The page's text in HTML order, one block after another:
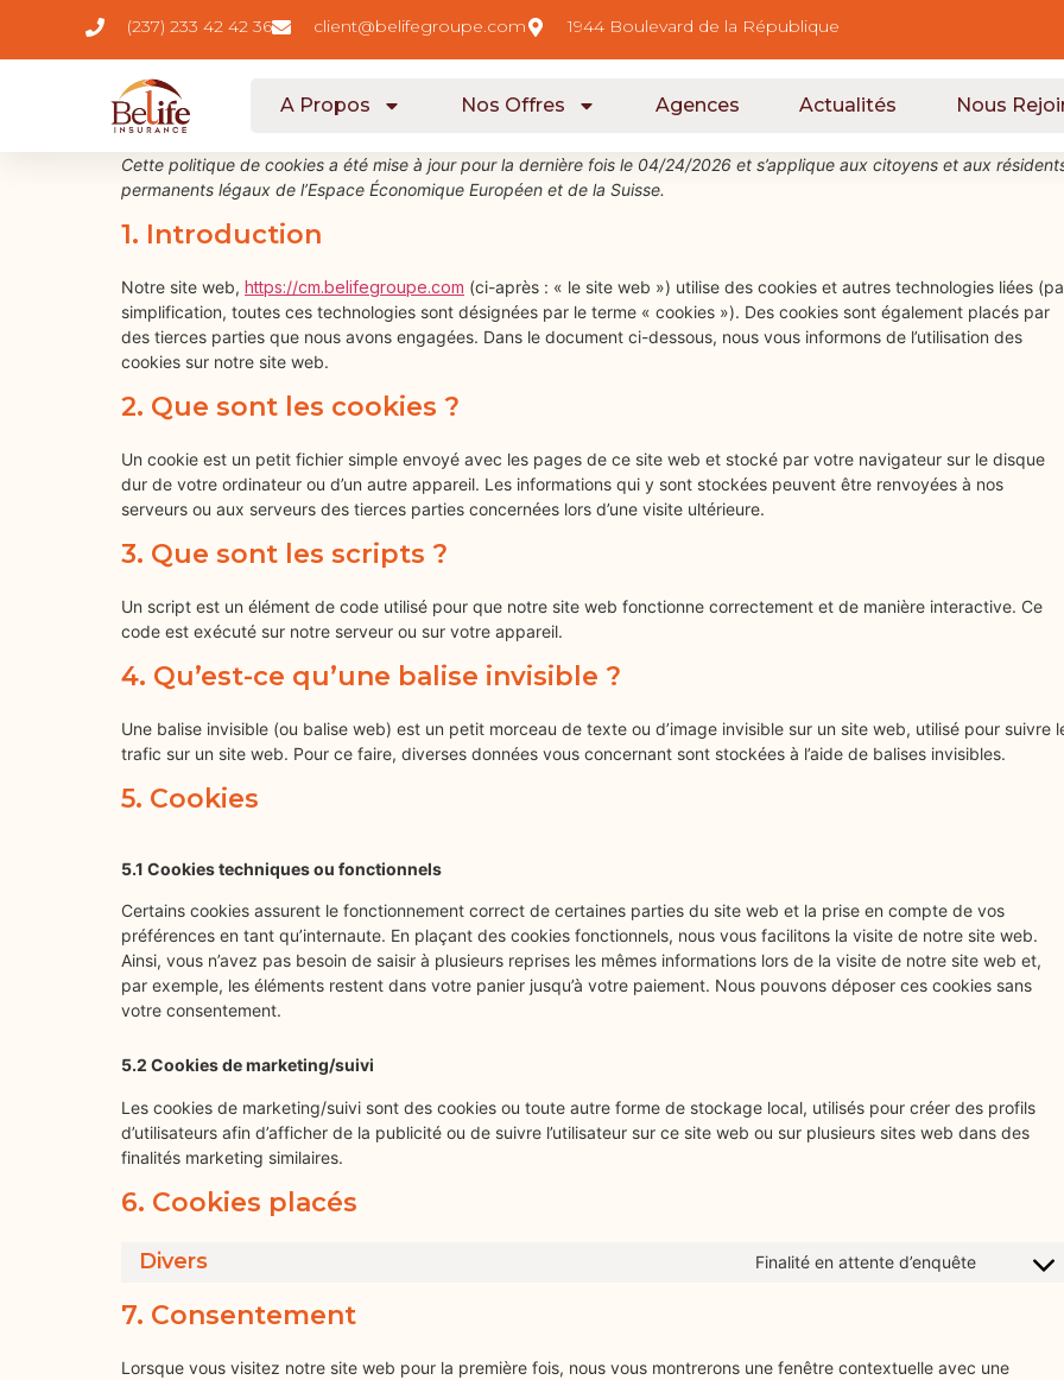
(237) 233 42 42 36 client@belifegroupe.com 1944 Boulevard de la République
A Propos Nos Offres Agences Actualités Nous
Cette politique de cookies a été mise à jour pour la dernière fois le 04/24/2026 et s’applique aux citoyens et aux
permanents légaux de l’Espace Économique Européen et de la Suisse.
1. Introduction
Notre site web, https://cm.belifegroupe.com (ci-après : « le site web ») utilise des cookies et autres technologies liées
simplification, toutes ces technologies sont désignées par le terme « cookies »). Des cookies sont également placés par
des tierces parties que nous avons engagées. Dans le document ci-dessous, nous vous informons de l’utilisation des
cookies sur notre site web.
2. Que sont les cookies ?
Un cookie est un petit fichier simple envoyé avec les pages de ce site web et stocké par votre navigateur sur le disque
dur de votre ordinateur ou d’un autre appareil. Les informations qui y sont stockées peuvent être renvoyées à nos
serveurs ou aux serveurs des tierces parties concernées lors d’une visite ultérieure.
3. Que sont les scripts ?
Un script est un élément de code utilisé pour que notre site web fonctionne correctement et de manière interactive. Ce
code est exécuté sur notre serveur ou sur votre appareil.
4. Qu’est-ce qu’une balise invisible ?
Une balise invisible (ou balise web) est un petit morceau de texte ou d’image invisible sur un site web, utilisé pour suivre
trafic sur un site web. Pour ce faire, diverses données vous concernant sont stockées à l’aide de balises invisibles.
5. Cookies
5.1 Cookies techniques ou fonctionnels
Certains cookies assurent le fonctionnement correct de certaines parties du site web et la prise en compte de vos
préférences en tant qu’internaute. En plaçant des cookies fonctionnels, nous vous facilitons la visite de notre site web.
Ainsi, vous n’avez pas besoin de saisir à plusieurs reprises les mêmes informations lors de la visite de notre site web et,
par exemple, les éléments restent dans votre panier jusqu’à votre paiement. Nous pouvons déposer ces cookies sans
votre consentement.
5.2 Cookies de marketing/suivi
Les cookies de marketing/suivi sont des cookies ou toute autre forme de stockage local, utilisés pour créer des profils
d’utilisateurs afin d’afficher de la publicité ou de suivre l’utilisateur sur ce site web ou sur plusieurs sites web dans des
finalités marketing similaires.
6. Cookies placés
Divers Finalité en attente d’enquête
7. Consentement
Lorsque vous visitez notre site web pour la première fois, nous vous montrerons une fenêtre contextuelle avec une